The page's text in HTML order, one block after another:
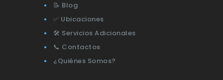
📝 Blog
✅ Ubicaciones
🛠️ Servicios Adicionales
📞 Contactos
¿Quiénes Somos?